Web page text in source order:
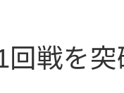
回戦を